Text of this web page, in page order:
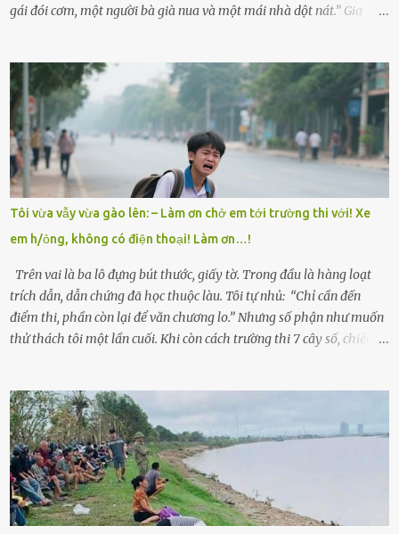
gái đói cơm, một người bà già nua và một mái nhà dột nát.” Gia
có tin tức. Mọi gánh nặng đổ dồn lên đôi vai gầy guộc của bà nội –
cụ Nguyễn Thị Đào – và cậu con trai cả là Trí, lúc đó mới chỉ 17 tuổi.
Trí là học sinh giỏi toàn huyện, học lớp 12 nhưng đã biết làm ruộng,
làm thuê, biết đi cày thuê từ 4h sáng rồi lại tất tả về đi học. Người
trong làng thương lắm, bảo: “Thằng Trí học giỏi mà hiền, sau này
nên ông này bà nọ đó!” Trí có ba cô em gái: Mai, Lan và Hương – ba
cái tên mẹ đặt lúc còn sống, mong tụi nhỏ sau này như hoa mai nở
giữa mùa đông. Nhưng hoa có đẹp mấy cũng cần đất màu, mà nhà
thì chỉ toàn đất sỏi đá và khốn khó. Năm đó, Trí đỗ Đại học Bách
Khoa Hà...
Tôi vừa vẫy vừa gào lên: – Làm ơn chở em tới trường thi với! Xe
em h/ỏng, không có điện thoại! Làm ơn…!
Trên vai là ba lô đựng bút thước, giấy tờ. Trong đầu là hàng loạt
trích dẫn, dẫn chứng đã học thuộc làu. Tôi tự nhủ: “Chỉ cần đến
điểm thi, phần còn lại để văn chương lo.” Nhưng số phận như muốn
thử thách tôi một lần cuối. Khi còn cách trường thi 7 cây số, chiếc xe
sực nhớ – điện thoại đang sạc, sáng nay quên mang theo! Giữa con
đường thưa thớt người qua lại, tôi hoảng loạn vẫy tay xin đi nhờ. –
Chú ơi, cháu đi thi, xe hỏng rồi! Làm ơn cho cháu đi nhờ với! – Cô ơi,
giúp cháu với, cháu không có điện thoại… Người thì lắc đầu. Người
thì tăng ga tránh xa như né một kẻ lừa đảo. Tôi gào lên giữa đường
như một kẻ mất trí. Vô ích. 6h10. Còn hơn 30 phút nữa. Trong đầu